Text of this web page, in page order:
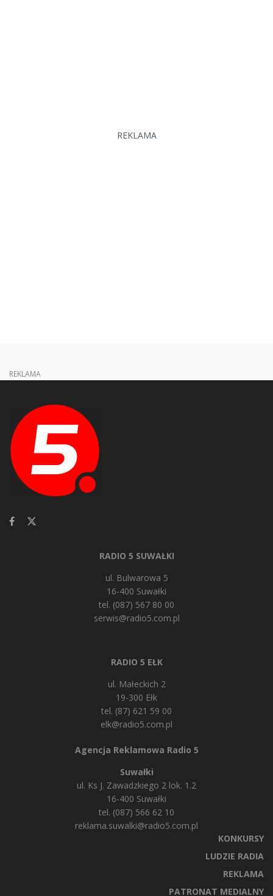
REKLAMA
REKLAMA
RADIO 5 SUWAŁKI
ul. Bulwarowa 5
16-400 Suwałki
tel. (087) 567 80 00
serwis@radio5.com.pl
RADIO 5 EŁK
ul. Małeckich 2
19-300 Ełk
tel. (87) 621 59 00
elk@radio5.com.pl
Agencja Reklamowa Radio 5
Suwałki
ul. Ks J. Zawadzkiego 2 lok. 1.2
16-400 Suwałki
tel. (087) 566 62 10
reklama.suwalki@radio5.com.pl
KONKURSY
LUDZIE RADIA
REKLAMA
PATRONAT MEDIALNY